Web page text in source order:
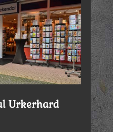
Urkerhard